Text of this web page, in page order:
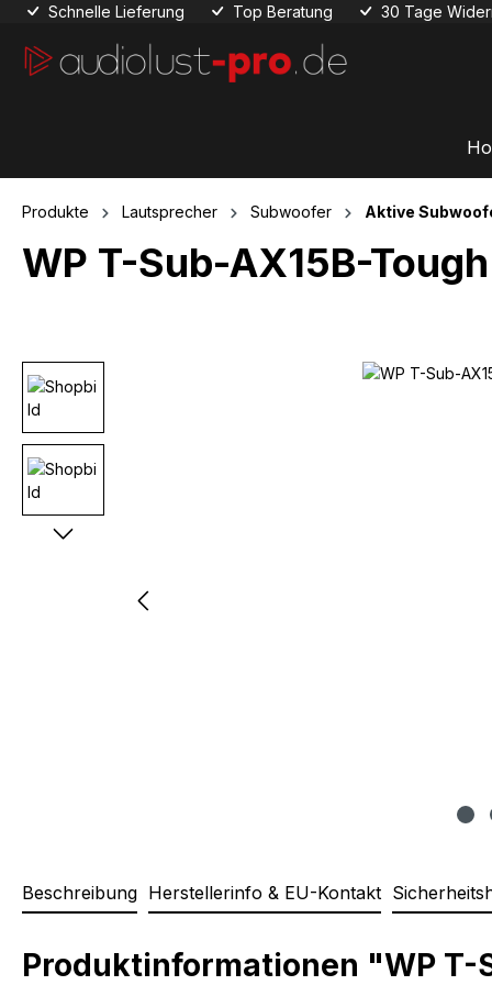
Hauptinhalt springen
Zur Suche springen
Zur Hauptnavigation springen
Schnelle Lieferung Top Beratung 30 Tage
Produkte Lautsprecher Subwoofer Aktive
WP T-Sub-AX15B-
Bildergalerie überspringen
Beschreibung Herstellerinfo & EU-Kontakt
Produktinformationen "WP T-